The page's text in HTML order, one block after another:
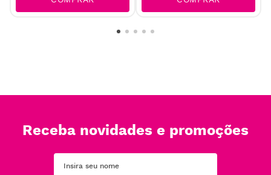
Receba novidades e promoções